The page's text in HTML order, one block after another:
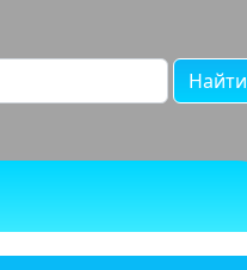
Найти